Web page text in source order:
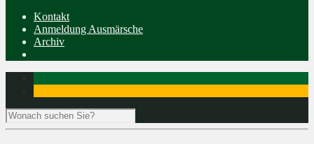
Kontakt
Anmeldung Ausmärsche
Archiv